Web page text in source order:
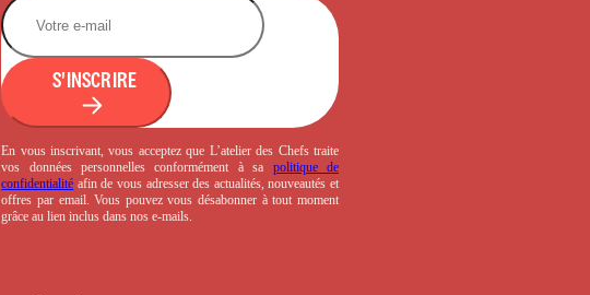
S'INSCRIRE
En vous inscrivant, vous acceptez que L’atelier des Chefs traite
vos données personnelles conformément à sa politique de
confidentialité afin de vous adresser des actualités, nouveautés et
offres par email. Vous pouvez vous désabonner à tout moment
grâce au lien inclus dans nos e-mails.